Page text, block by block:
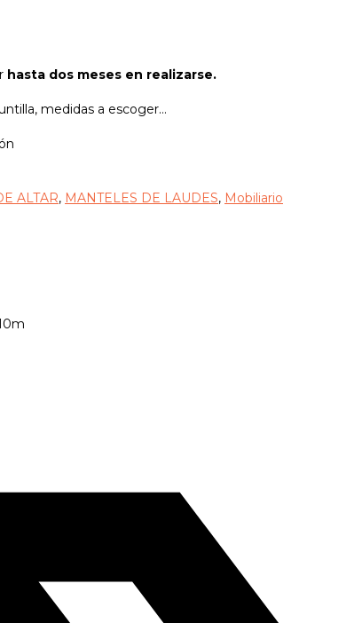
hasta dos meses en realizarse.
medidas a escoger…
ALTAR, MANTELES DE LAUDES, Mobiliario